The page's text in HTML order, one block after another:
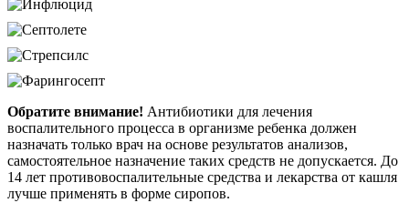
Обратите внимание! Антибиотики для лечения
воспалительного процесса в организме ребенка должен
назначать только врач на основе результатов анализов,
самостоятельное назначение таких средств не допускается. До
14 лет противовоспалительные средства и лекарства от кашля
лучше применять в форме сиропов.